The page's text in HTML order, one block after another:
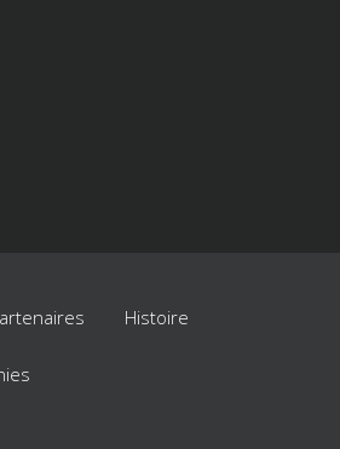
Histoire